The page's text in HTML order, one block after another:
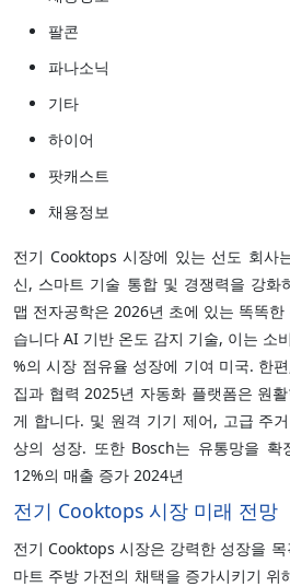
팔콘
파나소닉
기타
하이어
팟캐스트
채용정보
전기 Cooktops 시장에 있는 선도 회사
신, 스마트 기술 통합 및 경쟁력을 강화
맵 전자공학은 2026년 초에 있는 똑똑
습니다 AI 기반 온도 감지 기술, 이는 소
%의 시장 점유율 성장에 기여 미국. 한
집과 협력 2025년 자동화 플랫폼은 원
게 합니다. 및 원격 기기 제어, 고급 주
상의 성장. 또한 Bosch는 유통망을 확
12%의 매출 증가 2024년
전기 Cooktops 시장 미래 전망
전기 Cooktops 시장은 강력한 성장을
마트 주방 가전의 채택을 증가시키기 위